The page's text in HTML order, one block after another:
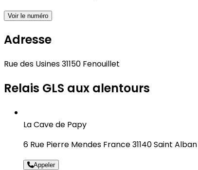
Voir le numéro
Adresse
Rue des Usines 31150 Fenouillet
Relais GLS aux alentours
La Cave de Papy
6 Rue Pierre Mendes France 31140 Saint Alban
Appeler